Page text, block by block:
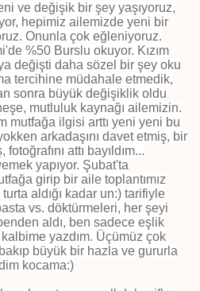
ve değişik bir şey yaşıyoruz,
hepimiz ailemizde yeni bir
Onunla çok eğleniyoruz.
%50 Burslu okuyor. Kızım
değişti daha sözel bir şey oku
tercihine müdahale etmedik,
sonra büyük değişiklik oldu
mutluluk kaynağı ailemizin.
mutfağa ilgisi arttı yeni yeni bu
arkadaşını davet etmiş, bir
fotoğrafını attı bayıldım...
yapıyor. Şubat'ta
girip bir aile toplantımız
aldığı kadar un:) tarifiyle
vs. döktürmeleri, her şeyi
aldı, ben sadece eşlik
yazdım. Üçümüz çok
büyük bir hazla ve gururla
kocama:)